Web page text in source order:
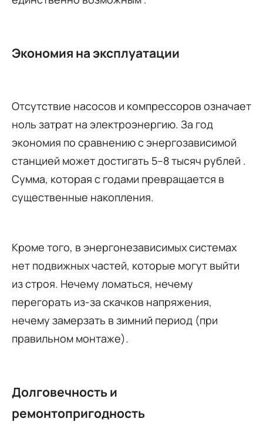
Экономия на эксплуатации
Отсутствие насосов и компрессоров означает
ноль затрат на электроэнергию. За год
экономия по сравнению с энергозависимой
станцией может достигать 5–8 тысяч рублей .
Сумма, которая с годами превращается в
существенные накопления.
Кроме того, в энергонезависимых системах
нет подвижных частей, которые могут выйти
из строя. Нечему ломаться, нечему
перегорать из-за скачков напряжения,
нечему замерзать в зимний период (при
правильном монтаже).
Долговечность и
ремонтопригодность